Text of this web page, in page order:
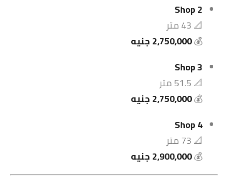
Shop 2
📐 43 متر
💰2,750,000 جنيه
Shop 3
📐 51.5 متر
💰2,750,000 جنيه
Shop 4
📐 73 متر
💰2,900,000 جنيه